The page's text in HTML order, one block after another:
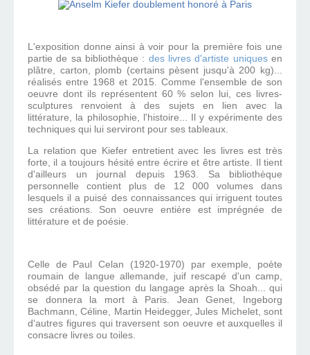
L'exposition donne ainsi à voir pour la première fois une
partie de sa bibliothèque : des livres d'artiste uniquesen
plâtre, carton, plomb (certains pèsent jusqu'à 200 kg)...
réalisés entre 1968 et 2015. Comme l'ensemble de son
oeuvre dont ils représentent 60 % selon lui, ces livres-
sculptures renvoient à des sujets en lien avec la
littérature, la philosophie, l'histoire... Il y expérimente des
techniques qui lui serviront pour ses tableaux.
La relation que Kiefer entretient avec les livres est très
forte, il a toujours hésité entre écrire et être artiste. Il tient
d'ailleurs un journal depuis 1963. Sa bibliothèque
personnelle contient plus de 12 000 volumes dans
lesquels il a puisé des connaissances qui irriguent toutes
ses créations. Son oeuvre entière estimprégnée de
littérature et de poésie.
Celle de Paul Celan (1920-1970) par exemple, poète
roumain de langue allemande, juif rescapé d'un camp,
obsédé par la question du langage après la Shoah... qui
se donnera la mort à Paris. Jean Genet, Ingeborg
Bachmann, Céline, Martin Heidegger, Jules Michelet, sont
d'autres figures qui traversent son oeuvre et auxquelles il
consacre livres ou toiles.